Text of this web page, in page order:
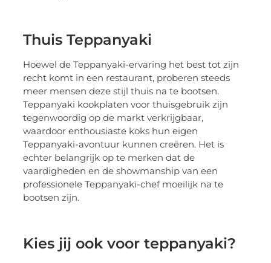
Thuis Teppanyaki
Hoewel de Teppanyaki-ervaring het best tot zijn
recht komt in een restaurant, proberen steeds
meer mensen deze stijl thuis na te bootsen.
Teppanyaki kookplaten voor thuisgebruik zijn
tegenwoordig op de markt verkrijgbaar,
waardoor enthousiaste koks hun eigen
Teppanyaki-avontuur kunnen creëren. Het is
echter belangrijk op te merken dat de
vaardigheden en de showmanship van een
professionele Teppanyaki-chef moeilijk na te
bootsen zijn.
Kies jij ook voor teppanyaki?